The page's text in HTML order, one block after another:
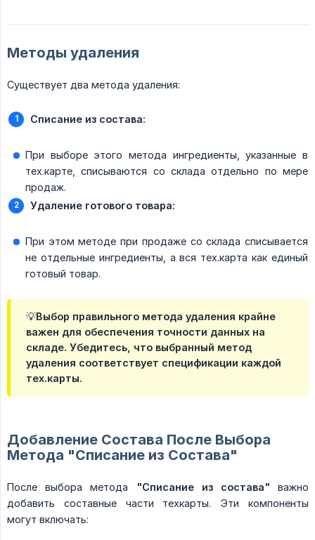
Методы удаления
Существует два метода удаления:
Списание из состава:
При выборе этого метода ингредиенты, указанные в
тех.карте, списываются со склада отдельно по мере
продаж.
Удаление готового товара:
При этом методе при продаже со склада списывается
не отдельные ингредиенты, а вся тех.карта как единый
готовый товар.
💡Выбор правильного метода удаления крайне
важен для обеспечения точности данных на
складе. Убедитесь, что выбранный метод
удаления соответствует спецификации каждой
тех.карты.
Добавление Состава После Выбора
Метода "Списание из Состава"
После выбора метода "Списание из состава" важно
добавить составные части техкарты. Эти компоненты
могут включать: